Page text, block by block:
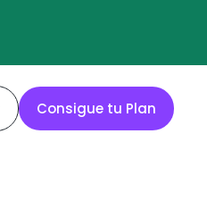
Consigue tu Plan